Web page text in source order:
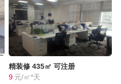
精装修 435㎡ 可注册
9 元/㎡*天